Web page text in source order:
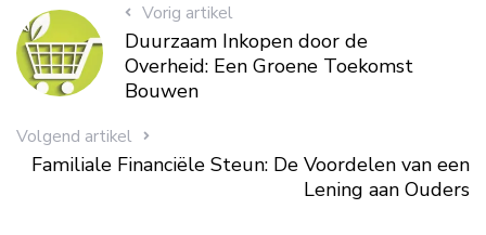
Vorig artikel
Duurzaam Inkopen door de
Overheid: Een Groene Toekomst
Bouwen
Volgend artikel
Familiale Financiële Steun: De Voordelen van een
Lening aan Ouders